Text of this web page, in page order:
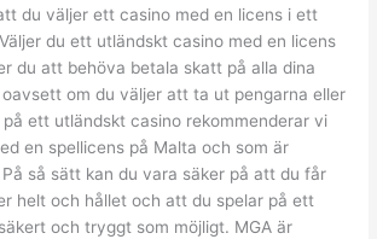
du väljer ett casino med en licens i ett
du ett utländskt casino med en licens
du att behöva betala skatt på alla dina
om du väljer att ta ut pengarna eller
på ett utländskt casino rekommenderar vi
en spellicens på Malta och som är
så sätt kan du vara säker på att du får
helt och hållet och att du spelar på ett
och tryggt som möjligt. MGA är